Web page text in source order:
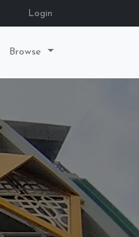
Login
Browse